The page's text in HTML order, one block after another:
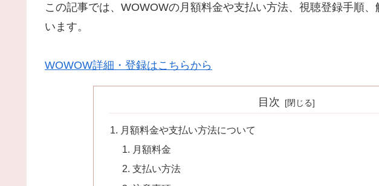
この記事では、WOWOWの月額料金や支払い方法、視聴登録手順
います。
WOWOW詳細・登録はこちらから
目次
月額料金や支払い方法について
月額料金
支払い方法